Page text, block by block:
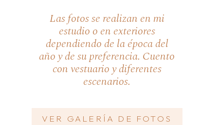
Las fotos se realizan en mi
estudio o en exteriores
dependiendo de la época del
año y de su preferencia. Cuento
con vestuario y diferentes
escenarios.
VER GALERÍA DE FOTOS